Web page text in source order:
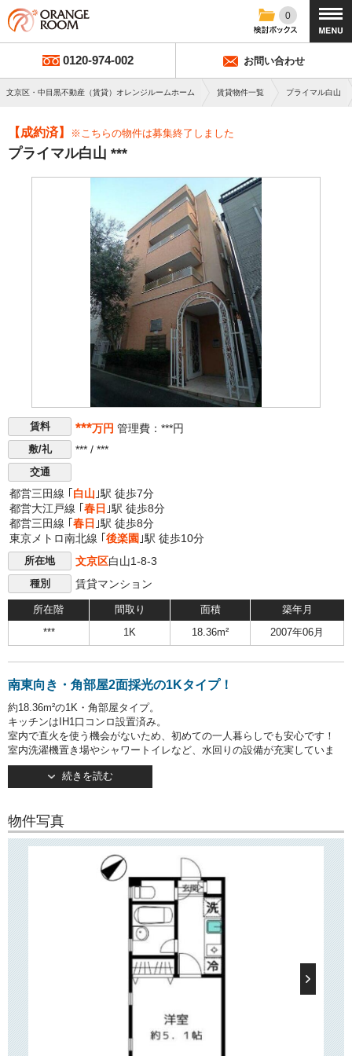
0
0120-974-002 お問い合わせ
文京区・中目黒不動産（賃貸）オレンジルームホーム 賃貸物件一覧 プライマル白山
【成約済】 ※こちらの物件は募集終了しました
プライマル白山 ***
賃料 ***万円 管理費：***円
敷/礼 *** / ***
交通
都営三田線 ｢ 白山 ｣駅 徒歩7分
都営大江戸線 ｢ 春日 ｣駅 徒歩8分
都営三田線 ｢ 春日 ｣駅 徒歩8分
東京メトロ南北線 ｢ 後楽園 ｣駅 徒歩10分
所在地 文京区白山1-8-3
種別 賃貸マンション
所在階 間取り 面積 築年月
*** 1K 18.36m² 2007年06月
南東向き・角部屋2面採光の1Kタイプ！
約18.36m²の1K・角部屋タイプ。
キッチンはIH1口コンロ設置済み。
室内で直火を使う機会がないため、初めての一人暮らしでも安心です！
室内洗濯機置き場やシャワートイレなど、水回りの設備が充実していま
す。
バルコニーは南東向きです。
文京区白山1丁目の賃貸マンション「プライマル白山」。
都営三田線「白山」駅徒歩7分。
そのほか「春日」駅・「後楽園」駅もご利用いただけます。
2007年6月竣工・地上4階建て。
TVモニターつきオートロック・宅配ボックス・防犯カメラ完備で安心し
近隣には郵便局やスーパー「まいばすけっと」がございますほか、徒歩
10分圏内にホームセンター・
ドラッグストア・100円ショップ・商店街・スーパーなどが揃っており、
続きを読む
物件写真